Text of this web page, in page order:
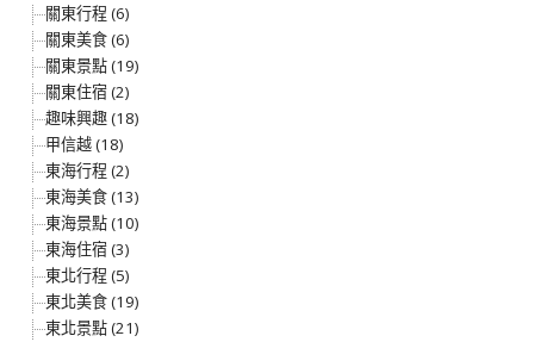
關東行程 (6)
關東美食 (6)
關東景點 (19)
關東住宿 (2)
趣味興趣 (18)
甲信越 (18)
東海行程 (2)
東海美食 (13)
東海景點 (10)
東海住宿 (3)
東北行程 (5)
東北美食 (19)
東北景點 (21)